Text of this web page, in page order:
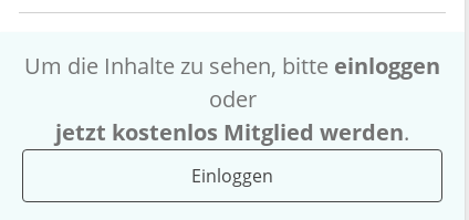
Um die Inhalte zu sehen, bitte einloggen
oder
jetzt kostenlos Mitglied werden.
Einloggen